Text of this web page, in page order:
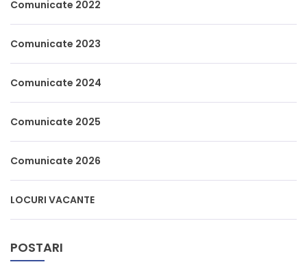
Comunicate 2022
Comunicate 2023
Comunicate 2024
Comunicate 2025
Comunicate 2026
LOCURI VACANTE
POSTARI